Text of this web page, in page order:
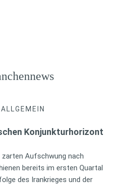
ALLGEMEIN
Konjunkturhorizont
Aufschwung nach
bereits im ersten Quartal
des Irankrieges und der